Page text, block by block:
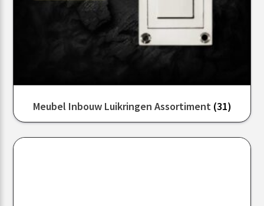
Meubel Inbouw Luikringen Assortiment (31)